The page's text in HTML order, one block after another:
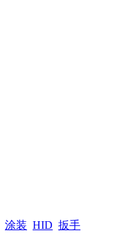
涂装 HID 扳手